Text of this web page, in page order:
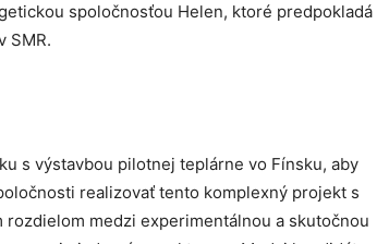
spoločnosťou Helen, ktoré predpokladá
SMR.
s výstavbou pilotnej teplárne vo Fínsku, aby
realizovať tento komplexný projekt s
medzi experimentálnou a skutočnou